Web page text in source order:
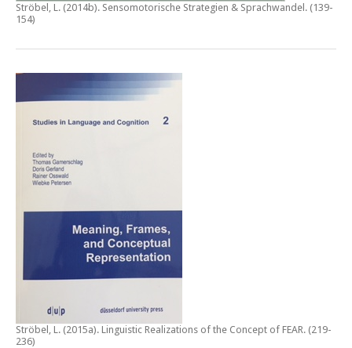
Ströbel, L. (2014b). Sensomotorische Strategien & Sprachwandel . (139-
154)
Ströbel, L. (2015a). Linguistic Realizations of the Concept of FEAR. (219-
236)